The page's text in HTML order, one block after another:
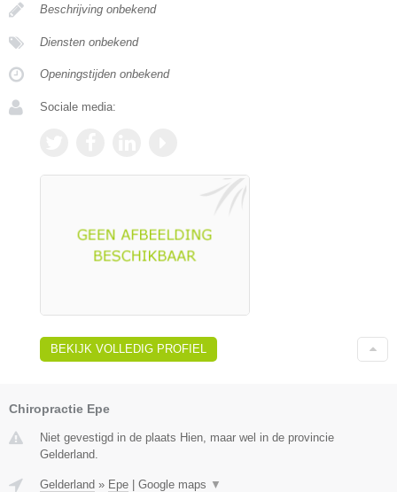
Beschrijving onbekend
Diensten onbekend
Openingstijden onbekend
Sociale media:
BEKIJK VOLLEDIG PROFIEL
Chiropractie Epe
Niet gevestigd in de plaats Hien, maar wel in de provincie
Gelderland.
Gelderland » Epe Google maps ▼